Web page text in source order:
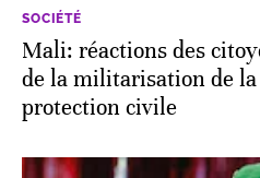
SOCIÉTÉ
Mali: réactions des
de la militarisation de
protection civile